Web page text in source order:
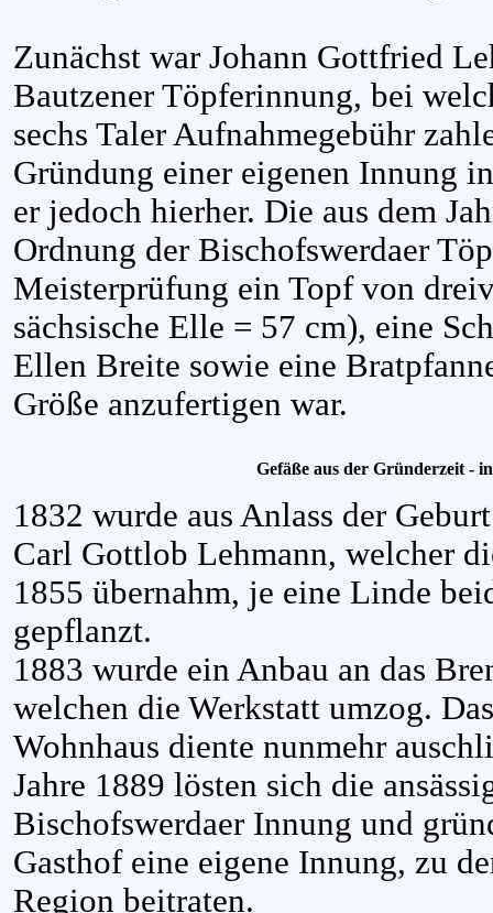
Zunächst war Johann Gottfried
Bautzener Töpferinnung, bei
sechs Taler Aufnahmegebühr
Gründung einer eigenen Innung
er jedoch hierher. Die aus dem
Ordnung der Bischofswerdaer
Meisterprüfung ein Topf von
sächsische Elle = 57 cm), eine
Ellen Breite sowie eine
Größe anzufertigen war.
Gefäße aus der Gründerzeit -
1832 wurde aus Anlass der
Carl Gottlob Lehmann, welcher
1855 übernahm, je eine Linde
gepflanzt.
1883 wurde ein Anbau an das
welchen die Werkstatt umzog.
Wohnhaus diente nunmehr
Jahre 1889 lösten sich die
Bischofswerdaer Innung und
Gasthof eine eigene Innung, zu
Region beitraten.